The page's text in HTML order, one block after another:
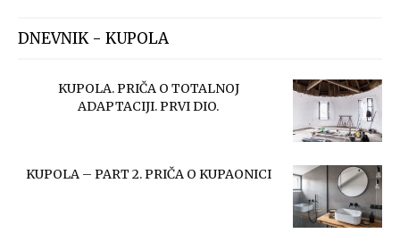
DNEVNIK - KUPOLA
KUPOLA. PRIČA O TOTALNOJ
ADAPTACIJI. PRVI DIO.
KUPOLA – PART 2. PRIČA O KUPAONICI